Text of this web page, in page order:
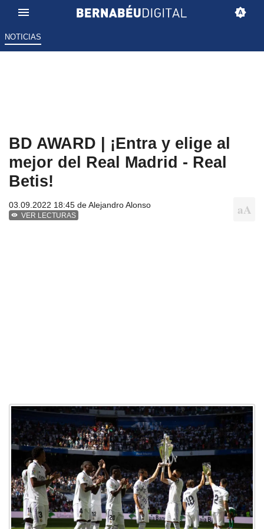
NOTICIAS
BD AWARD | ¡Entra y elige al
mejor del Real Madrid - Real
Betis!
03.09.2022 18:45 deAlejandro Alonso
VER LECTURAS